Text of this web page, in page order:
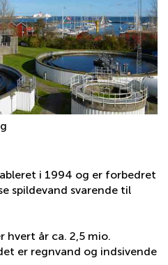
i 1994 og er forbedret
spildevand svarende til
hvert år ca. 2,5 mio.
er regnvand og indsivende